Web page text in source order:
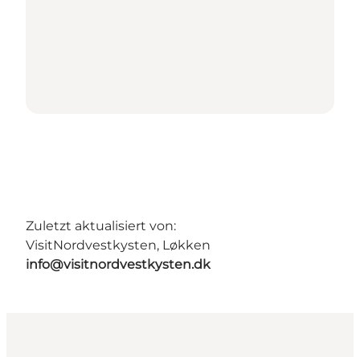
Zuletzt aktualisiert von:
VisitNordvestkysten, Løkken
info@visitnordvestkysten.dk